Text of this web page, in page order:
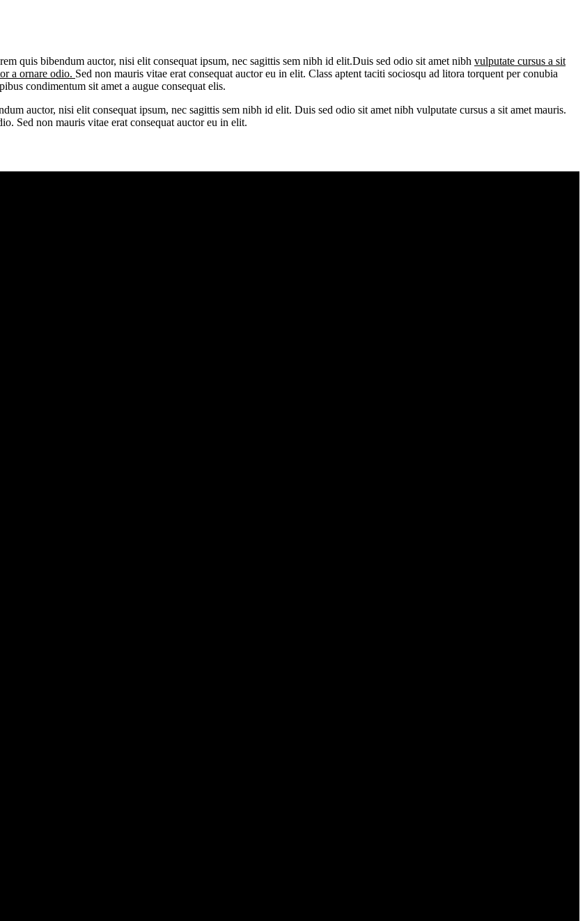
quis bibendum auctor, nisi elit consequat ipsum, nec sagittis sem nibh id elit.Duis sed odio sit amet nibh vulputate cursus a sit
a ornare odio. Sed non mauris vitae erat consequat auctor eu in elit. Class aptent taciti sociosqu ad litora torquent per conubia
condimentum sit amet a augue consequat elis.
auctor, nisi elit consequat ipsum, nec sagittis sem nibh id elit. Duis sed odio sit amet nibh vulputate cursus a sit amet mauris.
Sed non mauris vitae erat consequat auctor eu in elit.